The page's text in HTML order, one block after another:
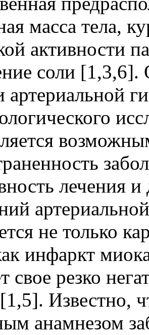
масса тела,
активности
соли [1,3,6].
артериальной
лечения
не только
инфаркт
свое резко
Известно,
анамнезом